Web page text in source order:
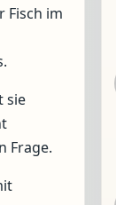
Fisch im
sie
Frage.